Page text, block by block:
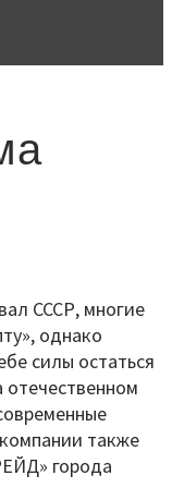
СССР, многие
однако
силы остаться
отечественном
также
города